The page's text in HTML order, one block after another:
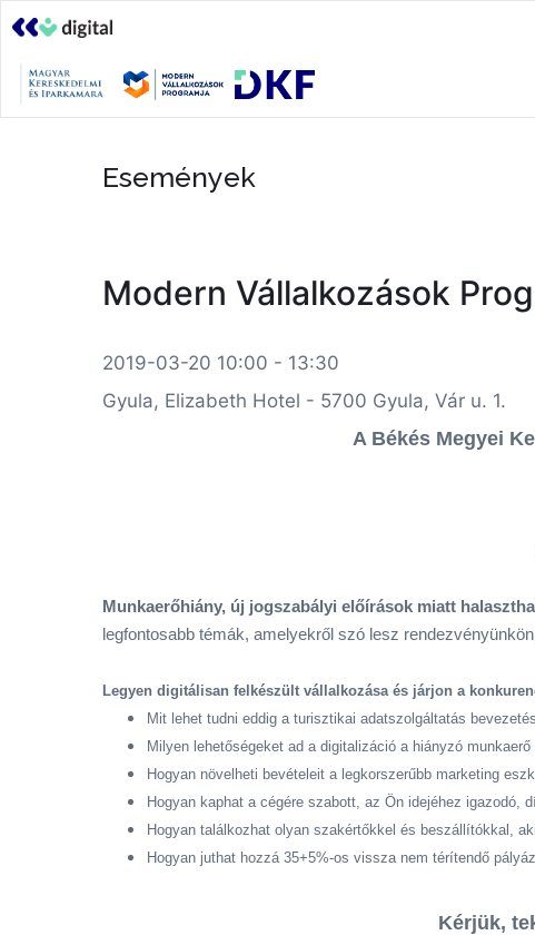
Események
Modern Vállalkozások
2019-03-20 10:00 - 13:30
Gyula, Elizabeth Hotel - 5700 Gyula, Vár u. 1.
A Békés Megyei
Munkaerőhiány, új jogszabályi előírások miatt
legfontosabb témák, amelyekről szó lesz
Legyen digitálisan felkészült vállalkozása és járjon a
Mit lehet tudni eddig a turisztikai adatszolgáltatás
Milyen lehetőségeket ad a digitalizáció a hiányzó munkaerő
Hogyan növelheti bevételeit a legkorszerűbb marketing
Hogyan kaphat a cégére szabott, az Ön idejéhez
Hogyan találkozhat olyan szakértőkkel és beszállítókkal,
Hogyan juthat hozzá 35+5%-os vissza nem térítendő
Kérjük,